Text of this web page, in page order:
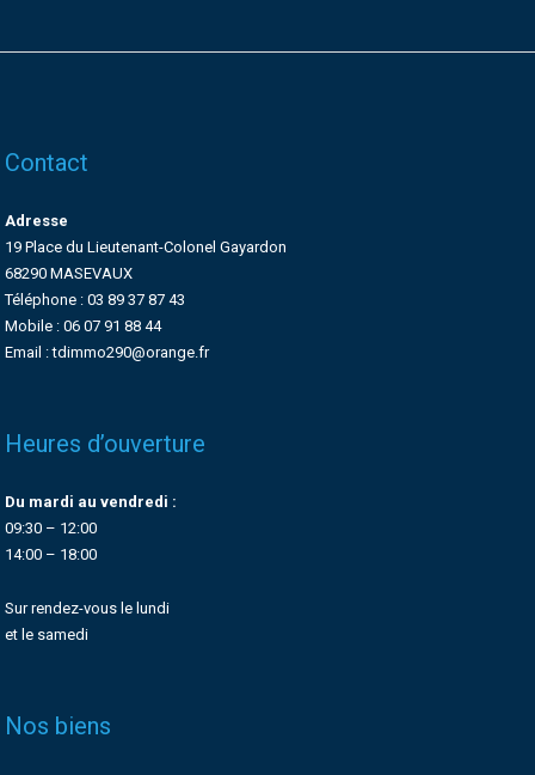
Contact
Adresse
19 Place du Lieutenant-Colonel Gayardon
68290 MASEVAUX
Téléphone : 03 89 37 87 43
Mobile : 06 07 91 88 44
Email : tdimmo290@orange.fr
Heures d’ouverture
Du mardi au vendredi :
09:30 – 12:00
14:00 – 18:00
Sur rendez-vous le lundi
et le samedi
Nos biens